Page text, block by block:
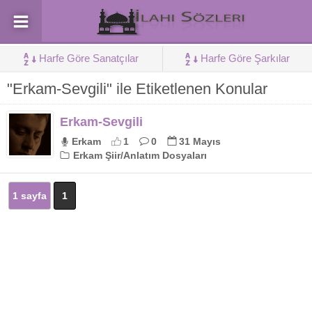
Harfe Göre Sanatçılar Harfe Göre Şarkılar
"Erkam-Sevgili" ile Etiketlenen Konular
Erkam-Sevgili
Erkam 1 0
31 Mayıs
Erkam Şiir/Anlatım Dosyaları
1 sayfa 1